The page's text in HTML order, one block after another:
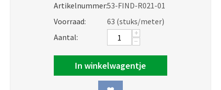
Artikelnummer:53-FIND-R021-01
Voorraad:
63 (stuks/meter)
Aantal:
+
−
In winkelwagentje